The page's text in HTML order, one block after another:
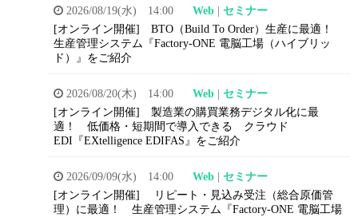
2026/08/19(水) 14:00 Web
セミナー
[オンライン開催]
BTO（Build To Order）生産に最適！
生産管理システム『Factory-ONE 電脳工場（ハイブリッ
ド）』をご紹介
2026/08/20(木) 14:00 Web
セミナー
[オンライン開催]
製造業の購買業務デジタル化に最
適！
低価格・短期間で導入できる クラウド
EDI『EXtelligence EDIFAS』をご紹介
2026/09/09(水) 14:00 Web
セミナー
[オンライン開催]
リピート・見込み受注（総合原価管
理）に最適！
生産管理システム『Factory-ONE 電脳工場